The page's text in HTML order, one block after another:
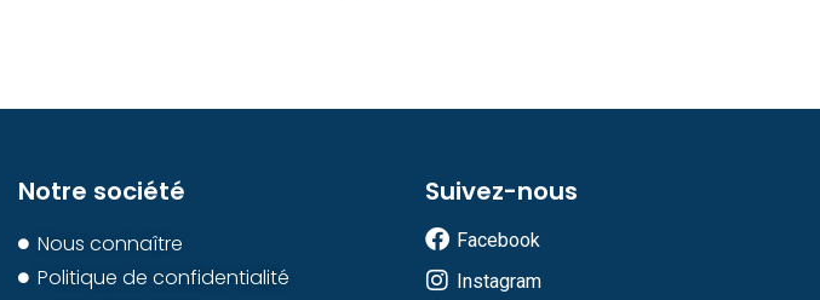
Notre société
Nous connaître
Politique de confidentialité
Suivez-nous
Facebook
Instagram